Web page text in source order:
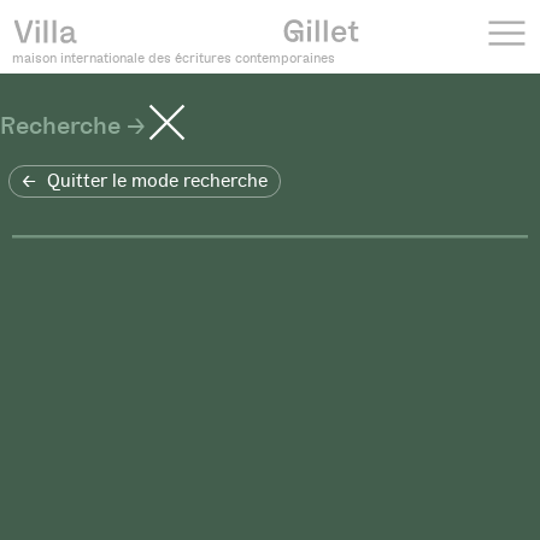
maison internationale des écritures contemporaines
Recherche
Quitter le mode recherche